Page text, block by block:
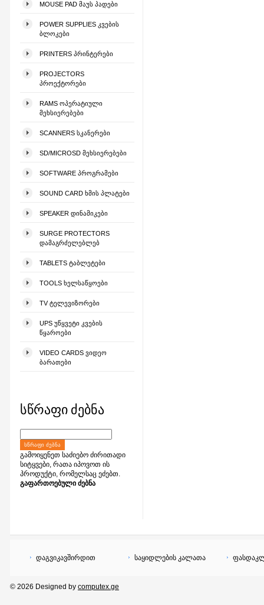
MOUSE PAD ᲛᲐᲣᲡ ᲞᲐᲓᲔᲑᲘ
POWER SUPPLIES ᲙᲕᲔᲑᲘᲡ
ᲑᲚᲝᲙᲔᲑᲘ
PRINTERS ᲞᲠᲘᲜᲢᲔᲠᲔᲑᲘ
PROJECTORS
ᲞᲠᲝᲔᲥᲢᲝᲠᲔᲑᲘ
RAMS ᲝᲞᲔᲠᲐᲢᲘᲣᲚᲘ
ᲛᲔᲮᲡᲘᲔᲠᲔᲑᲔᲑᲘ
SCANNERS ᲡᲙᲐᲜᲔᲠᲔᲑᲘ
SD/MICROSD ᲛᲔᲮᲡᲘᲔᲠᲔᲑᲔᲑᲘ
SOFTWARE ᲞᲠᲝᲒᲠᲐᲛᲔᲑᲘ
SOUND CARD ᲮᲛᲘᲡ ᲞᲚᲐᲢᲔᲑᲘ
SPEAKER ᲓᲘᲜᲐᲛᲘᲙᲔᲑᲘ
SURGE PROTECTORS
ᲓᲐᲛᲐᲒᲠᲫᲔᲚᲔᲑᲚᲔᲑ
TABLETS ᲢᲐᲑᲚᲔᲢᲔᲑᲘ
TOOLS ᲮᲔᲚᲡᲐᲬᲧᲝᲔᲑᲘ
TV ᲢᲔᲚᲔᲕᲘᲖᲝᲠᲔᲑᲘ
UPS ᲣᲬᲧᲕᲔᲢᲘ ᲙᲕᲔᲑᲘᲡ
ᲬᲧᲐᲠᲝᲔᲑᲘ
VIDEO CARDS ᲕᲘᲓᲔᲝ
ᲑᲐᲠᲐᲗᲔᲑᲘ
სწრაფი ძებნა
ᲡᲬᲠᲐᲤᲘ ᲫᲔᲑᲜᲐ
გამოიყენეთ საძიებო ძირითადი
სიტყვები, რათა იპოვოთ ის
პროდუქტი, რომელსაც ეძებთ.
გაფართოებული ძებნა
დაგვიკავშირდით საყიდლების კალათა
© 2026 Designed by computex.ge